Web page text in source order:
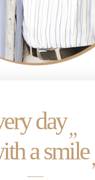
day
a smile